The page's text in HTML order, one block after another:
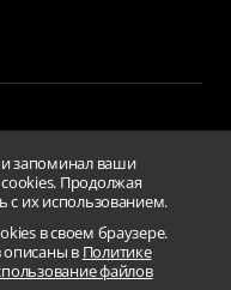
данных
сайта
проведения СОУТ
и запоминал ваши
Продолжая
с их использованием.
в своем браузере.
описаны в Политике
файлов